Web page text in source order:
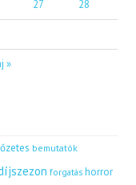
»
27 28
bemutatók
forgatás horror